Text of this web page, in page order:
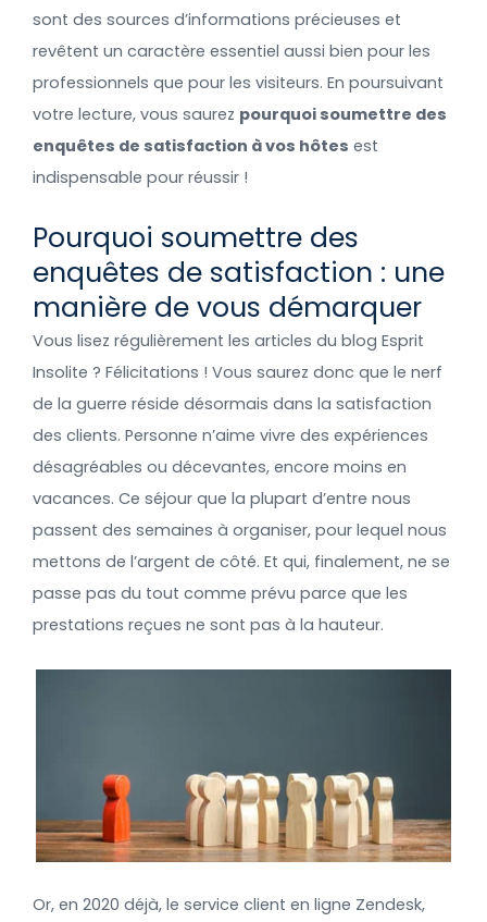
sont des sources d’informations précieuses et
revêtent un caractère essentiel aussi bien pour les
professionnels que pour les visiteurs. En poursuivant
votre lecture, vous saurez pourquoi soumettre des
enquêtes de satisfaction à vos hôtes est
indispensable pour réussir !
Pourquoi soumettre des
enquêtes de satisfaction : une
manière de vous démarquer
Vous lisez régulièrement les articles du blog Esprit
Insolite ? Félicitations ! Vous saurez donc que le nerf
de la guerre réside désormais dans la satisfaction
des clients. Personne n’aime vivre des expériences
désagréables ou décevantes, encore moins en
vacances. Ce séjour que la plupart d’entre nous
passent des semaines à organiser, pour lequel nous
mettons de l’argent de côté. Et qui, finalement, ne se
passe pas du tout comme prévu parce que les
prestations reçues ne sont pas à la hauteur.
Or, en 2020 déjà, le service client en ligne Zendesk,